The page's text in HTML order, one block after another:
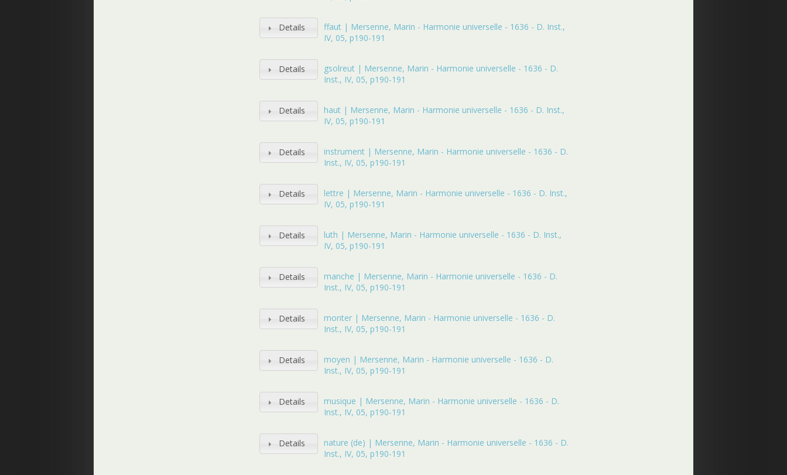
Details
ffaut | Mersenne, Marin - Harmonie universelle - 1636 - D. Inst.,
IV, 05, p190-191
Details
gsolreut | Mersenne, Marin - Harmonie universelle - 1636 - D.
Inst., IV, 05, p190-191
Details
haut | Mersenne, Marin - Harmonie universelle - 1636 - D. Inst.,
IV, 05, p190-191
Details
instrument | Mersenne, Marin - Harmonie universelle - 1636 - D.
Inst., IV, 05, p190-191
Details
lettre | Mersenne, Marin - Harmonie universelle - 1636 - D. Inst.,
IV, 05, p190-191
Details
luth | Mersenne, Marin - Harmonie universelle - 1636 - D. Inst.,
IV, 05, p190-191
Details
manche | Mersenne, Marin - Harmonie universelle - 1636 - D.
Inst., IV, 05, p190-191
Details
monter | Mersenne, Marin - Harmonie universelle - 1636 - D.
Inst., IV, 05, p190-191
Details
moyen | Mersenne, Marin - Harmonie universelle - 1636 - D.
Inst., IV, 05, p190-191
Details
musique | Mersenne, Marin - Harmonie universelle - 1636 - D.
Inst., IV, 05, p190-191
Details
nature (de) | Mersenne, Marin - Harmonie universelle - 1636 - D.
Inst., IV, 05, p190-191